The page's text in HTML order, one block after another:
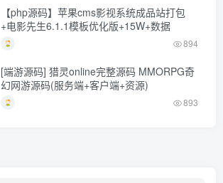
【php源码】苹果cms影视系统成品站打包
+电影先生6.1.1模板优化版+15W+数据
894
[端游源码] 猎灵online完整源码 MMORPG奇
幻网游源码(服务端+客户端+资源)
893